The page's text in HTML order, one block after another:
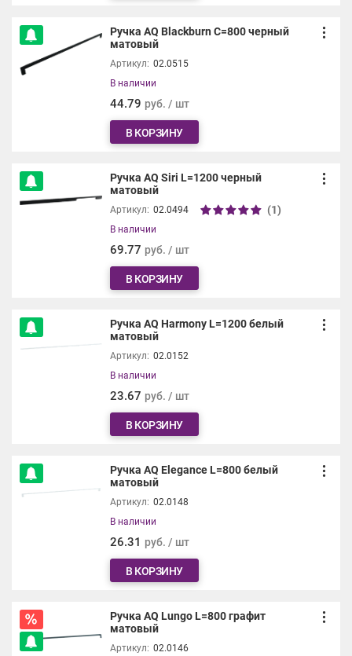
Ручка AQ Blackburn С=800 черный
матовый
Артикул: 02.0515
В наличии
44.79 руб. / шт
В КОРЗИНУ
Ручка AQ Siri L=1200 черный
матовый
Артикул: 02.0494 (1)
В наличии
69.77 руб. / шт
В КОРЗИНУ
Ручка AQ Harmony L=1200 белый
матовый
Артикул: 02.0152
В наличии
23.67 руб. / шт
В КОРЗИНУ
Ручка AQ Elegance L=800 белый
матовый
Артикул: 02.0148
В наличии
26.31 руб. / шт
В КОРЗИНУ
Ручка AQ Lungo L=800 графит
матовый
Артикул: 02.0146